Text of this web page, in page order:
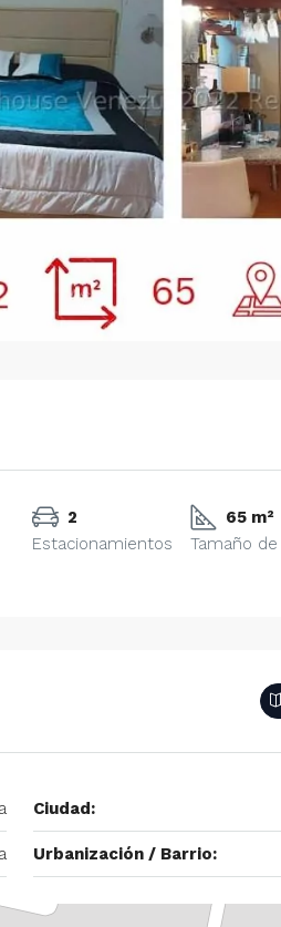
2
Estacionamientos
65 m²
Tamaño
Ciudad:
Urbanización / Barrio:
Amoblado
Principal de
Alquiler De
Caracas |